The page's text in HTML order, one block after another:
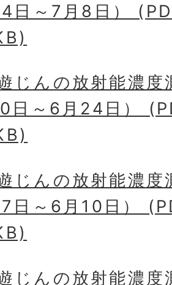
日～7月8日）
じんの放射能濃
日～6月24日）
じんの放射能濃
日～6月10日）
じんの放射能濃